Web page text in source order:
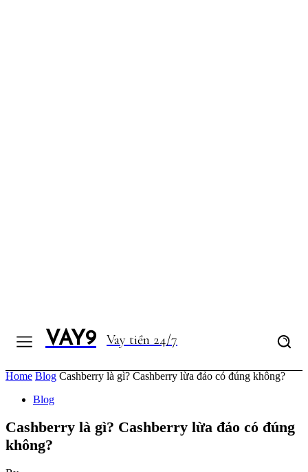
VAY9 Vay tiền 24/7
Home Blog Cashberry là gì? Cashberry lừa đảo có đúng không?
Blog
Cashberry là gì? Cashberry lừa đảo có đúng
không?